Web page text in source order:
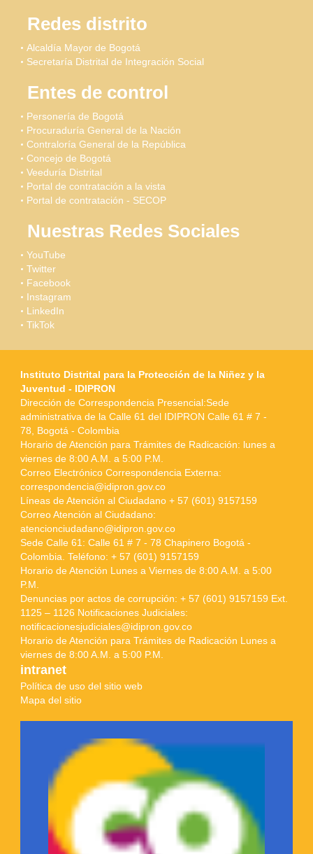
Redes distrito
Alcaldía Mayor de Bogotá
Secretaría Distrital de Integración Social
Entes de control
Personería de Bogotá
Procuraduría General de la Nación
Contraloría General de la República
Concejo de Bogotá
Veeduría Distrital
Portal de contratación a la vista
Portal de contratación - SECOP
Nuestras Redes Sociales
YouTube
Twitter
Facebook
Instagram
LinkedIn
TikTok
Instituto Distrital para la Protección de la Niñez y la
Juventud - IDIPRON
Dirección de Correspondencia Presencial:Sede
administrativa de la Calle 61 del IDIPRON Calle 61 # 7 -
78, Bogotá - Colombia
Horario de Atención para Trámites de Radicación: lunes a
viernes de 8:00 A.M. a 5:00 P.M.
Correo Electrónico Correspondencia Externa:
correspondencia@idipron.gov.co
Líneas de Atención al Ciudadano + 57 (601) 9157159
Correo Atención al Ciudadano:
atencionciudadano@idipron.gov.co
Sede Calle 61: Calle 61 # 7 - 78 Chapinero Bogotá -
Colombia. Teléfono: + 57 (601) 9157159
Horario de Atención Lunes a Viernes de 8:00 A.M. a 5:00
P.M.
Denuncias por actos de corrupción: + 57 (601) 9157159 Ext.
1125 – 1126 Notificaciones Judiciales:
notificacionesjudiciales@idipron.gov.co
Horario de Atención para Trámites de Radicación Lunes a
viernes de 8:00 A.M. a 5:00 P.M.
intranet
Política de uso del sitio web
Mapa del sitio